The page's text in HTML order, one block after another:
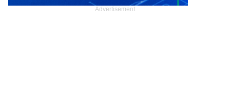
Advertisement